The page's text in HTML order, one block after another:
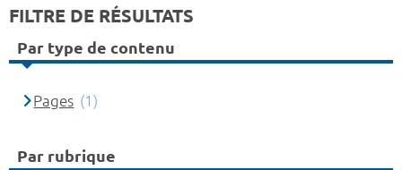
FILTRE DE RÉSULTATS
Par type de contenu
Pages (1)
Par rubrique